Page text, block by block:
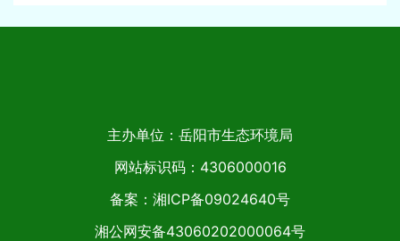
主办单位：岳阳市生态环境局
网站标识码：4306000016
备案：湘ICP备09024640号
湘公网安备43060202000064号